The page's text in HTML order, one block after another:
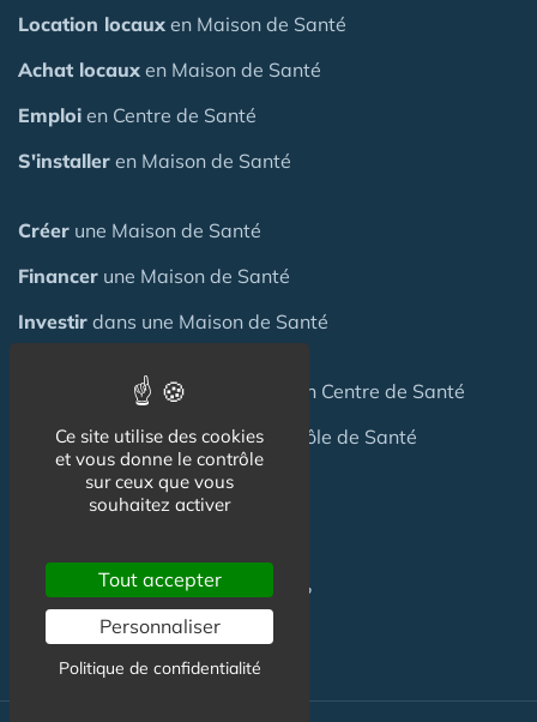
Location locaux en Maison de Santé
Achat locaux en Maison de Santé
Emploi en Centre de Santé
S'installer en Maison de Santé
Créer une Maison de Santé
Financer une Maison de Santé
Investir dans une Maison de Santé
une Maisonde Santé
ou un Centre de Santé
Terrainpour création Maison / Pôle de Santé
C'est quoi une Maison de Santé ?
Ce site utilise des cookies
et vous donne le contrôle
sur ceux que vous
souhaitez activer
Tout accepter
Personnaliser
Politique de confidentialité